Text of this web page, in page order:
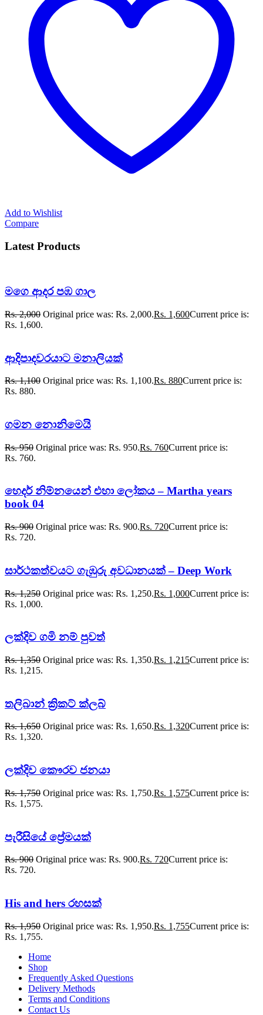
Add to Wishlist
Compare
Latest Products
මගෙ ආදර පඹ ගාල
Rs.2,000 Original price was: Rs. 2,000.Rs. 1,600Current price is:
Rs. 1,600.
ආදිපාදවරයාට මනාලියක්
Rs.1,100 Original price was: Rs. 1,100.Rs. 880Current price is:
Rs. 880.
ගමන නොනිමෙයි
Rs.950 Original price was: Rs. 950.Rs. 760Current price is:
Rs. 760.
හෙදර් නිම්නයෙන් එහා ලෝකය – Martha years
book 04
Rs.900 Original price was: Rs. 900.Rs. 720Current price is:
Rs. 720.
සාර්ථකත්වයට ගැඹුරු අවධානයක් – Deep Work
Rs.1,250 Original price was: Rs. 1,250.Rs. 1,000Current price is:
Rs. 1,000.
ලක්දිව ගමි නම් පුවත්
Rs.1,350 Original price was: Rs. 1,350.Rs. 1,215Current price is:
Rs. 1,215.
තලිබාන් ක්‍රිකට් ක්ලබ්
Rs.1,650 Original price was: Rs. 1,650.Rs. 1,320Current price is:
Rs. 1,320.
ලක්දිව කෞරව ජනයා
Rs.1,750 Original price was: Rs. 1,750.Rs. 1,575Current price is:
Rs. 1,575.
පැරීසියේ ප්‍රේමයක්
Rs.900 Original price was: Rs. 900.Rs. 720Current price is:
Rs. 720.
His and hers රහසක්
Rs.1,950 Original price was: Rs. 1,950.Rs. 1,755Current price is:
Rs. 1,755.
Home
Shop
Frequently Asked Questions
Delivery Methods
Terms and Conditions
Contact Us